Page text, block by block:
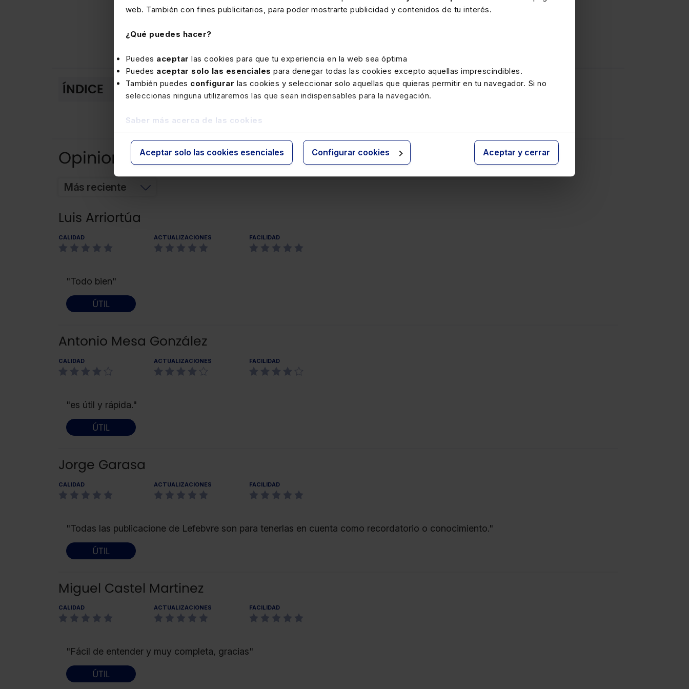
web. También con fines publicitarios, para poder mostrarte publicidad y contenidos de tu interés.
¿Qué puedes hacer?
Puedes aceptar las cookies para que tu experiencia en la web sea óptima
Puedes aceptar solo las esenciales para denegar todas las cookies excepto aquellas imprescindibles.
También puedes configurar las cookies y seleccionar solo aquellas que quieras permitir en tu navegador. Si no
seleccionas ninguna utilizaremos las que sean indispensables para la navegación.
Saber más acerca de las cookies
Aceptar solo las cookies esenciales Configurar cookies Aceptar y cerrar
relacionados claramente con la actividad de la empresa.
Los ingresos y gastos devengados en el ejercicio que no se imputen a resultados o reservas sino
integran en la base imponible.
ÍNDICE
Presentación del caso
Modelo 347: aspectos prácticos
Opiniones
Más reciente
Luis Arriortúa
CALIDAD ACTUALIZACIONES FACILIDAD
"Todo bien"
ÚTIL
Antonio Mesa González
CALIDAD ACTUALIZACIONES FACILIDAD
"es útil y rápida."
ÚTIL
Jorge Garasa
CALIDAD ACTUALIZACIONES FACILIDAD
"Todas las publicacione de Lefebvre son para tenerlas en cuenta como recordatorio o conocimiento."
ÚTIL
Miguel Castel Martinez
CALIDAD ACTUALIZACIONES FACILIDAD
"Fácil de entender y muy completa, gracias"
ÚTIL